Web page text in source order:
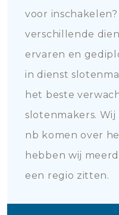
voor
verschillende
ervaren en
in dienst
het beste
slotenmakers.
nb komen over
hebben wij
een regio zitten.